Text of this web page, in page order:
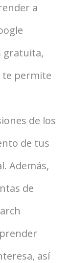
a
gratuita,
te permite
de los
de tus
Además,
de
así